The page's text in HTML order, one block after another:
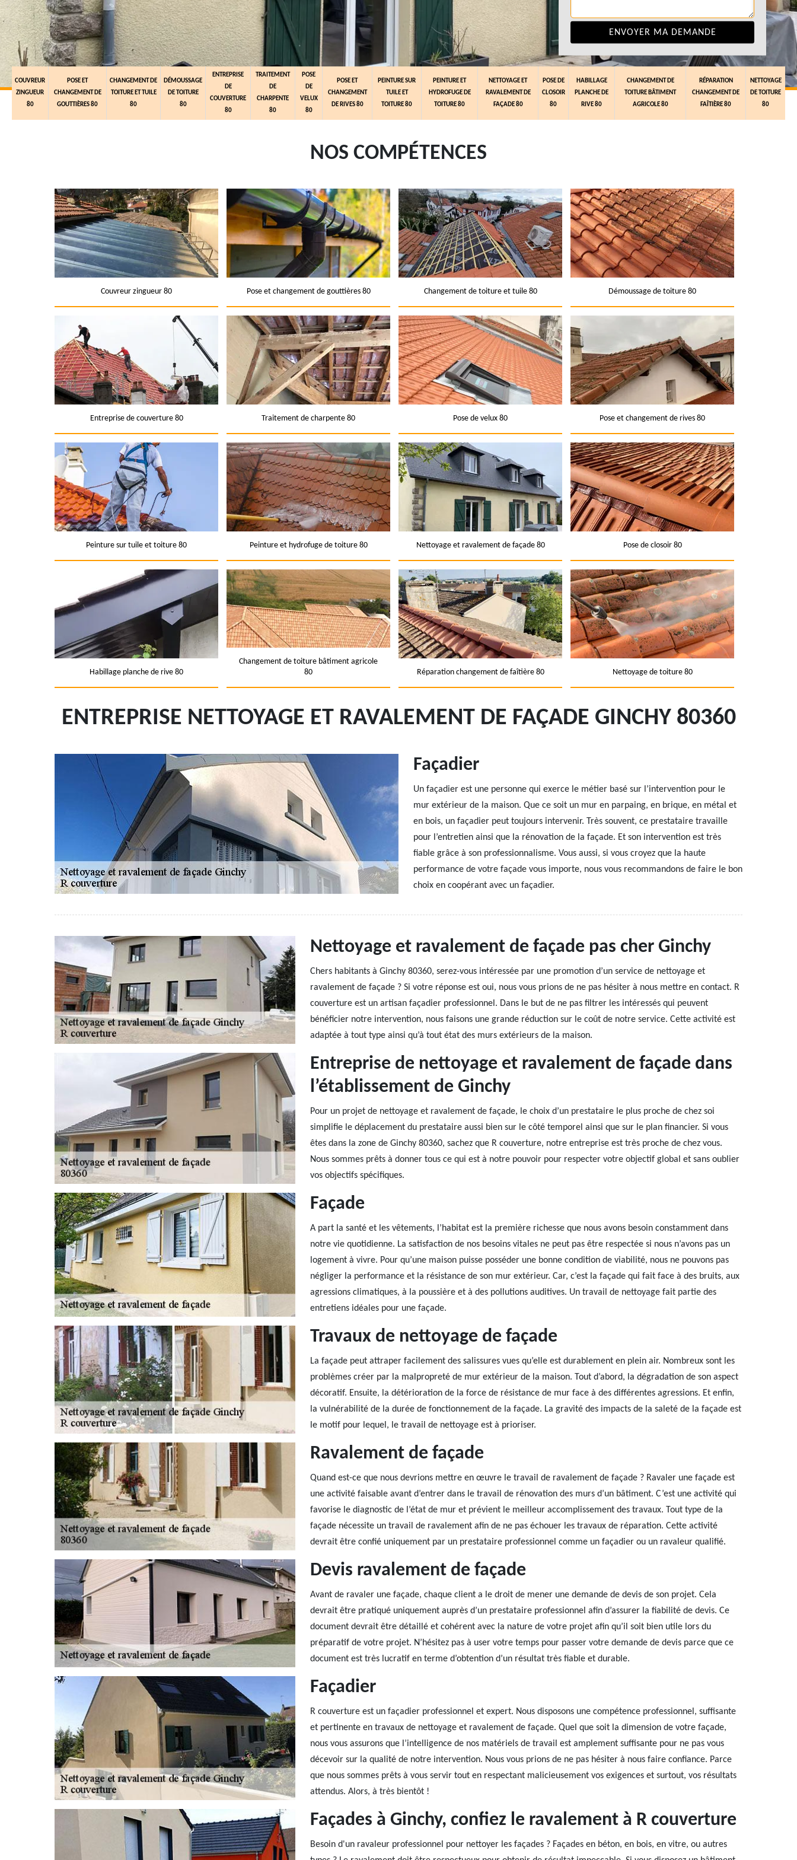
COUVREUR
ZINGUEUR
80
POSE ET
CHANGEMENT DE
GOUTTIÈRES 80
CHANGEMENT DE
TOITURE ET TUILE
80
DÉMOUSSAGE
DE TOITURE
80
ENTREPRISE
DE
COUVERTURE
80
TRAITEMENT
DE
CHARPENTE
80
POSE
DE
VELUX
80
POSE ET
CHANGEMENT
DE RIVES 80
PEINTURE SUR
TUILE ET
TOITURE 80
PEINTURE ET
HYDROFUGE DE
TOITURE 80
NETTOYAGE ET
RAVALEMENT DE
FAÇADE 80
POSE DE
CLOSOIR
80
HABILLAGE
PLANCHE DE
RIVE 80
CHANGEMENT DE
TOITURE BÂTIMENT
AGRICOLE 80
RÉPARATION
CHANGEMENT DE
FAÎTIÈRE 80
NETTOYAGE
DE TOITURE
80
NOS COMPÉTENCES
Couvreur zingueur 80 Pose et changement de gouttières 80 Changement de toiture et tuile 80 Démoussage de toiture 80
Entreprise de couverture 80 Traitement de charpente 80 Pose de velux 80 Pose et changement de rives 80
Peinture sur tuile et toiture 80 Peinture et hydrofuge de toiture 80 Nettoyage et ravalement de façade 80 Pose de closoir 80
Habillage planche de rive 80
Changement de toiture bâtiment agricole
80
Réparation changement de faîtière 80 Nettoyage de toiture 80
ENTREPRISE NETTOYAGE ET RAVALEMENT DE FAÇADE GINCHY 80360
Façadier
Un façadier est une personne qui exerce le métier basé sur l’intervention pour le
mur extérieur de la maison. Que ce soit un mur en parpaing, en brique, en métal et
en bois, un façadier peut toujours intervenir. Très souvent, ce prestataire travaille
pour l’entretien ainsi que la rénovation de la façade. Et son intervention est très
fiable grâce à son professionnalisme. Vous aussi, si vous croyez que la haute
performance de votre façade vous importe, nous vous recommandons de faire le bon
choix en coopérant avec un façadier.
Nettoyage et ravalement de façade pas cher Ginchy
Chers habitants à Ginchy 80360, serez-vous intéressée par une promotion d’un service de nettoyage et
ravalement de façade ? Si votre réponse est oui, nous vous prions de ne pas hésiter à nous mettre en contact. R
couverture est un artisan façadier professionnel. Dans le but de ne pas filtrer les intéressés qui peuvent
bénéficier notre intervention, nous faisons une grande réduction sur le coût de notre service. Cette activité est
adaptée à tout type ainsi qu’à tout état des murs extérieurs de la maison.
Entreprise de nettoyage et ravalement de façade dans
l’établissement de Ginchy
Pour un projet de nettoyage et ravalement de façade, le choix d’un prestataire le plus proche de chez soi
simplifie le déplacement du prestataire aussi bien sur le côté temporel ainsi que sur le plan financier. Si vous
êtes dans la zone de Ginchy 80360, sachez que R couverture, notre entreprise est très proche de chez vous.
Nous sommes prêts à donner tous ce qui est à notre pouvoir pour respecter votre objectif global et sans oublier
vos objectifs spécifiques.
Façade
A part la santé et les vêtements, l’habitat est la première richesse que nous avons besoin constamment dans
notre vie quotidienne. La satisfaction de nos besoins vitales ne peut pas être respectée si nous n’avons pas un
logement à vivre. Pour qu’une maison puisse posséder une bonne condition de viabilité, nous ne pouvons pas
négliger la performance et la résistance de son mur extérieur. Car, c’est la façade qui fait face à des bruits, aux
agressions climatiques, à la poussière et à des pollutions auditives. Un travail de nettoyage fait partie des
entretiens idéales pour une façade.
Travaux de nettoyage de façade
La façade peut attraper facilement des salissures vues qu’elle est durablement en plein air. Nombreux sont les
problèmes créer par la malpropreté de mur extérieur de la maison. Tout d’abord, la dégradation de son aspect
décoratif. Ensuite, la détérioration de la force de résistance de mur face à des différentes agressions. Et enfin,
la vulnérabilité de la durée de fonctionnement de la façade. La gravité des impacts de la saleté de la façade est
le motif pour lequel, le travail de nettoyage est à prioriser.
Ravalement de façade
Quand est-ce que nous devrions mettre en œuvre le travail de ravalement de façade ? Ravaler une façade est
une activité faisable avant d’entrer dans le travail de rénovation des murs d’un bâtiment. C’est une activité qui
favorise le diagnostic de l’état de mur et prévient le meilleur accomplissement des travaux. Tout type de la
façade nécessite un travail de ravalement afin de ne pas échouer les travaux de réparation. Cette activité
devrait être confié uniquement par un prestataire professionnel comme un façadier ou un ravaleur qualifié.
Devis ravalement de façade
Avant de ravaler une façade, chaque client a le droit de mener une demande de devis de son projet. Cela
devrait être pratiqué uniquement auprès d’un prestataire professionnel afin d’assurer la fiabilité de devis. Ce
document devrait être détaillé et cohérent avec la nature de votre projet afin qu’il soit bien utile lors du
préparatif de votre projet. N’hésitez pas à user votre temps pour passer votre demande de devis parce que ce
document est très lucratif en terme d’obtention d’un résultat très fiable et durable.
Façadier
R couverture est un façadier professionnel et expert. Nous disposons une compétence professionnel, suffisante
et pertinente en travaux de nettoyage et ravalement de façade. Quel que soit la dimension de votre façade,
nous vous assurons que l’intelligence de nos matériels de travail est amplement suffisante pour ne pas vous
décevoir sur la qualité de notre intervention. Nous vous prions de ne pas hésiter à nous faire confiance. Parce
que nous sommes prêts à vous servir tout en respectant malicieusement vos exigences et surtout, vos résultats
attendus. Alors, à très bientôt !
Façades à Ginchy, confiez le ravalement à R couverture
Besoin d'un ravaleur professionnel pour nettoyer les façades ? Façades en béton, en bois, en vitre, ou autres